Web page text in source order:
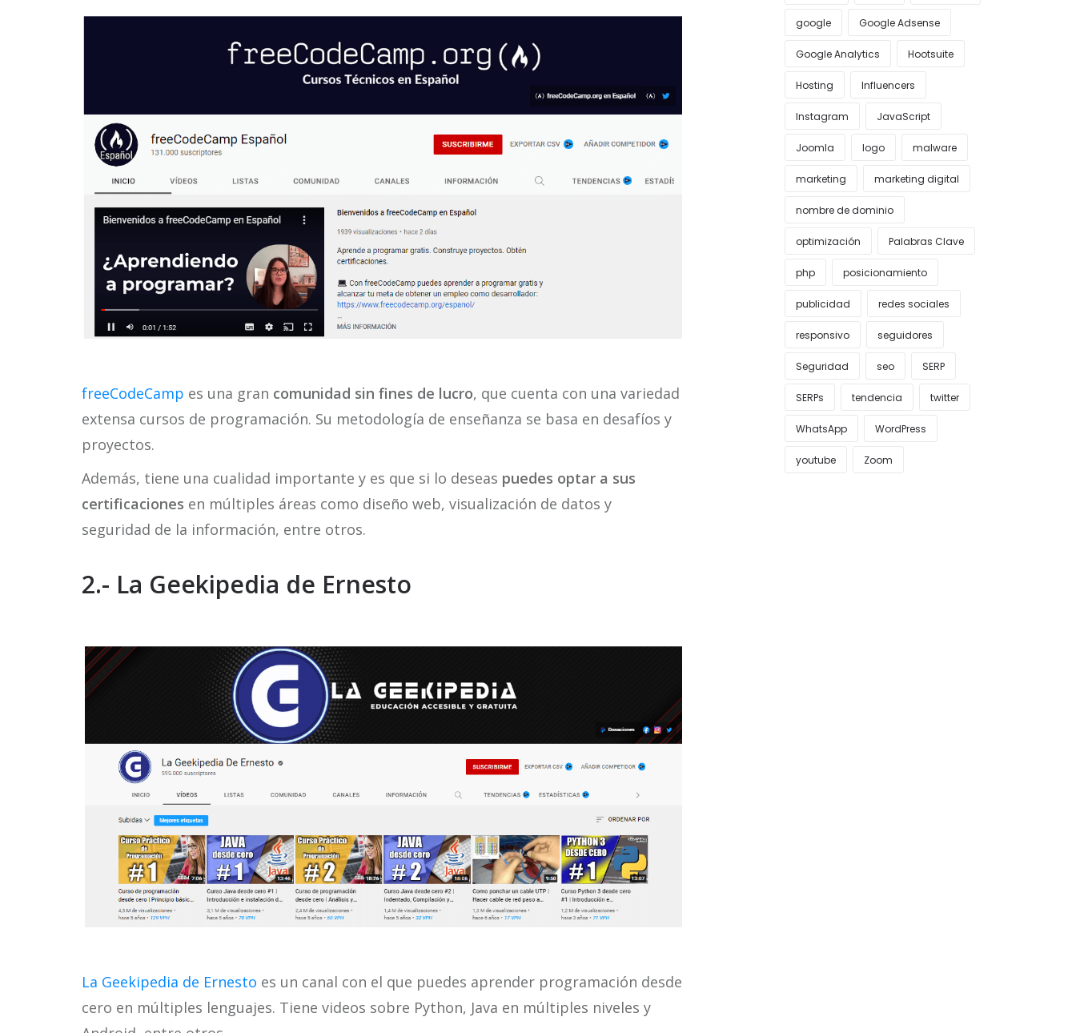
freeCodeCamp es una gran comunidad sin fines de lucro, que cuenta con una variedad
extensa cursos de programación. Su metodología de enseñanza se basa en desafíos y
proyectos.
Además, tiene una cualidad importante y es que si lo deseas puedes optar a sus
certificaciones en múltiples áreas como diseño web, visualización de datos y
seguridad de la información, entre otros.
2.- La Geekipedia de Ernesto
La Geekipedia de Ernesto es un canal con el que puedes aprender programación desde
cero en múltiples lenguajes. Tiene videos sobre Python, Java en múltiples niveles y
google Google Adsense
Google Analytics Hootsuite
Hosting Influencers
Instagram JavaScript
Joomla logo malware
marketing marketing digital
nombre de dominio
optimización Palabras Clave
php posicionamiento
publicidad redes sociales
responsivo seguidores
Seguridad seo SERP
SERPs tendencia twitter
WhatsApp WordPress
youtube Zoom